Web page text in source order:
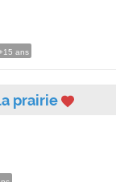
ans
prairie